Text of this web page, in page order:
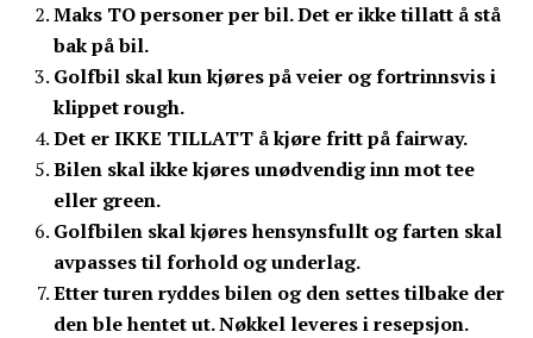
Maks TO personer per bil. Det er ikke tillatt å stå
bak på bil.
Golfbil skal kun kjøres på veier og fortrinnsvis i
klippet rough.
Det er IKKE TILLATT å kjøre fritt på fairway.
Bilen skal ikke kjøres unødvendig inn mot tee
eller green.
Golfbilen skal kjøres hensynsfullt og farten skal
avpasses til forhold og underlag.
Etter turen ryddes bilen og den settes tilbake der
den ble hentet ut.Nøkkel leveres i resepsjon.